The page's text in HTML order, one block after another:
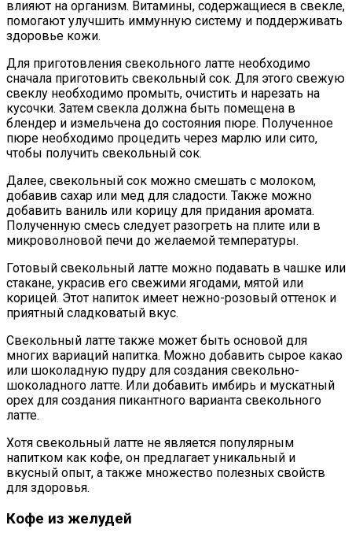
влияют на организм. Витамины, содержащиеся в свекле,
помогают улучшить иммунную систему и поддерживать
здоровье кожи.
Для приготовления свекольного латте необходимо
сначала приготовить свекольный сок. Для этого свежую
свеклу необходимо промыть, очистить и нарезать на
кусочки. Затем свекла должна быть помещена в
блендер и измельчена до состояния пюре. Полученное
пюре необходимо процедить через марлю или сито,
чтобы получить свекольный сок.
Далее, свекольный сок можно смешать с молоком,
добавив сахар или мед для сладости. Также можно
добавить ваниль или корицу для придания аромата.
Полученную смесь следует разогреть на плите или в
микроволновой печи до желаемой температуры.
Готовый свекольный латте можно подавать в чашке или
стакане, украсив его свежими ягодами, мятой или
корицей. Этот напиток имеет нежно-розовый оттенок и
приятный сладковатый вкус.
Свекольный латте также может быть основой для
многих вариаций напитка. Можно добавить сырое какао
или шоколадную пудру для создания свекольно-
шоколадного латте. Или добавить имбирь и мускатный
орех для создания пикантного варианта свекольного
латте.
Хотя свекольный латте не является популярным
напитком как кофе, он предлагает уникальный и
вкусный опыт, а также множество полезных свойств
для здоровья.
Кофе из желудей